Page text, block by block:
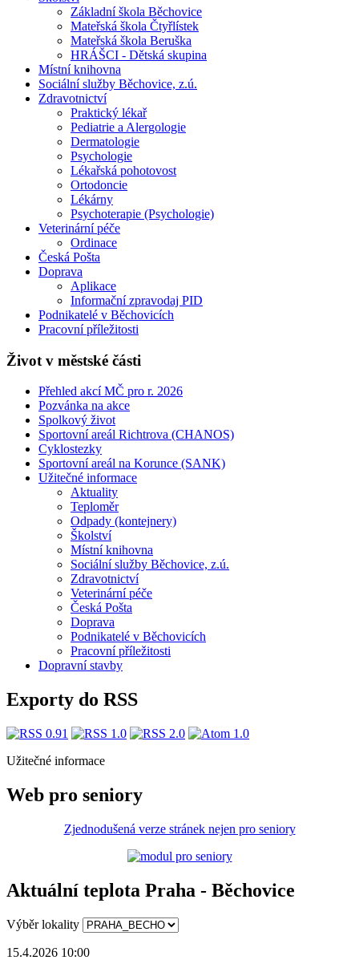
Základní škola Běchovice
Mateřská škola Čtyřlístek
Mateřská škola Beruška
HRÁŠCI - Dětská skupina
Místní knihovna
Sociální služby Běchovice, z.ú.
Zdravotnictví
Praktický lékař
Pediatrie a Alergologie
Dermatologie
Psychologie
Lékařská pohotovost
Ortodoncie
Lékárny
Psychoterapie (Psychologie)
Veterinární péče
Ordinace
Česká Pošta
Doprava
Aplikace
Informační zpravodaj PID
Podnikatelé v Běchovicích
Pracovní příležitosti
Život v městské části
Přehled akcí MČ pro r. 2026
Pozvánka na akce
Spolkový život
Sportovní areál Richtrova (CHANOS)
Cyklostezky
Sportovní areál na Korunce (SANK)
Užitečné informace
Aktuality
Teploměr
Odpady (kontejnery)
Školství
Místní knihovna
Sociální služby Běchovice, z.ú.
Zdravotnictví
Veterinární péče
Česká Pošta
Doprava
Podnikatelé v Běchovicích
Pracovní příležitosti
Dopravní stavby
Exporty do RSS
Užitečné informace
Web pro seniory
Zjednodušená verze stránek nejen pro seniory
Aktuální teplota Praha - Běchovice
Výběr lokality
15.4.2026 10:00